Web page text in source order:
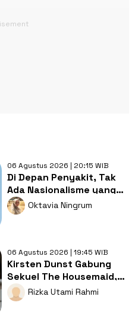
06 Agustus 2026 | 20:15 WIB
Di Depan Penyakit, Tak
Ada Nasionalisme yang
Lebih Penting dari
Kesembuhan
Oktavia Ningrum
06 Agustus 2026 | 19:45 WIB
Kirsten Dunst Gabung
Sekuel The Housemaid,
Intip Sinopsis dan Jadwal
Tayang
Rizka Utami Rahmi